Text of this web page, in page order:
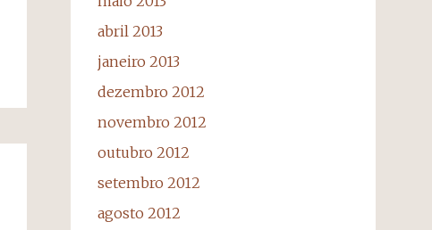
abril 2013
janeiro 2013
dezembro 2012
novembro 2012
outubro 2012
setembro 2012
agosto 2012